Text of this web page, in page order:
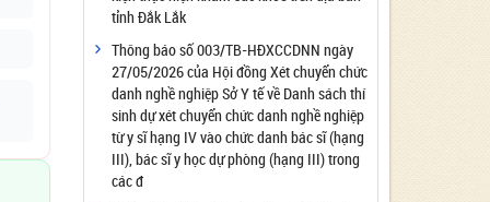
Công bố đủ điều kiện cung cấp dịch vụ diệt
côn trùng, diệt khuẩn bằng chế phẩm
Công bố cơ sở đủ điều kiện quan trắc môi
trường lao động
Công bố hồ sơ về trang thiết bị y tế
Công bố cơ sở đủ điều kiện tiêm chủng
Cơ sở Massage đủ điều kiện hoạt động
tỉnh Đắk Lắk
Thông báo số 003/TB-HĐXCCDNN ngày
27/05/2026 của Hội đồng Xét chuyển chức
danh nghề nghiệp Sở Y tế về Danh sách thí
sinh dự xét chuyển chức danh nghề nghiệp
từ y sĩ hạng IV vào chức danh bác sĩ (hạng
III), bác sĩ y học dự phòng (hạng III) trong
các đ